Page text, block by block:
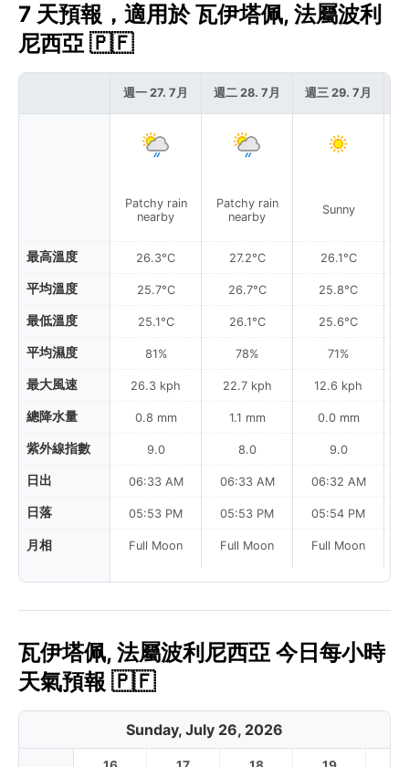
7 天預報，適用於 瓦伊塔佩, 法屬波利
尼西亞 🇵🇫
最高溫度
平均溫度
最低溫度
平均濕度
最大風速
總降水量
紫外線指數
日出
日落
月相
週一 27. 7月
Patchy rain
nearby
26.3°C
25.7°C
25.1°C
81%
26.3 kph
0.8 mm
9.0
06:33 AM
05:53 PM
Full Moon
週二 28. 7月
Patchy rain
nearby
27.2°C
26.7°C
26.1°C
78%
22.7 kph
1.1 mm
8.0
06:33 AM
05:53 PM
Full Moon
週三 29. 7月
Sunny
26.1°C
25.8°C
25.6°C
71%
12.6 kph
0.0 mm
9.0
06:32 AM
05:54 PM
Full Moon
瓦伊塔佩, 法屬波利尼西亞 今日每小時
天氣預報 🇵🇫
Sunday, July 26, 2026